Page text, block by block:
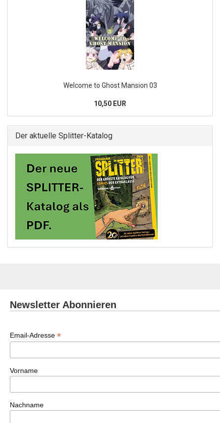
Welcome to Ghost Mansion 03
10,50 EUR
Der aktuelle Splitter-Katalog
Newsletter Abonnieren
Email-Adresse *
Vorname
Nachname